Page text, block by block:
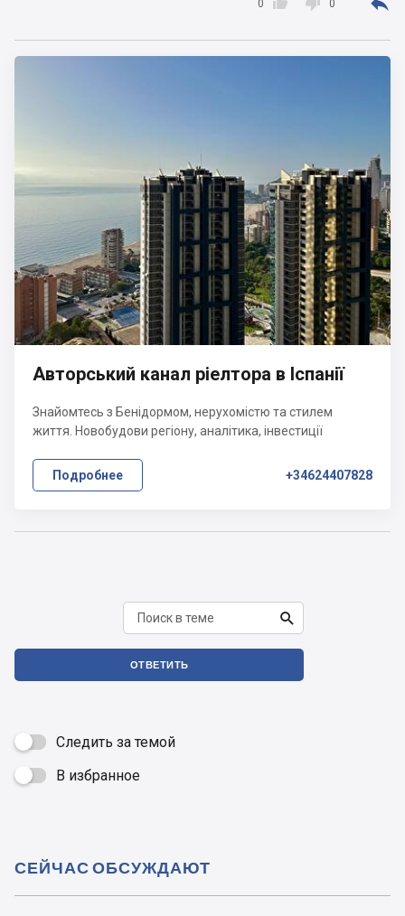

0  0
Авторський канал ріелтора в Іспанії
Знайомтесь з Бенідормом, нерухомістю та стилем
життя. Новобудови регіону, аналітика, інвестиції
Подробнее +34624407828

ОТВЕТИТЬ
Следить за темой
 В избранное
СЕЙЧАС ОБСУЖДАЮТ